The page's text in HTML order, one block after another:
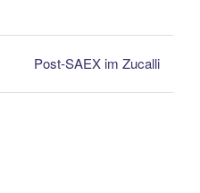
Post-SAEX im Zucalli